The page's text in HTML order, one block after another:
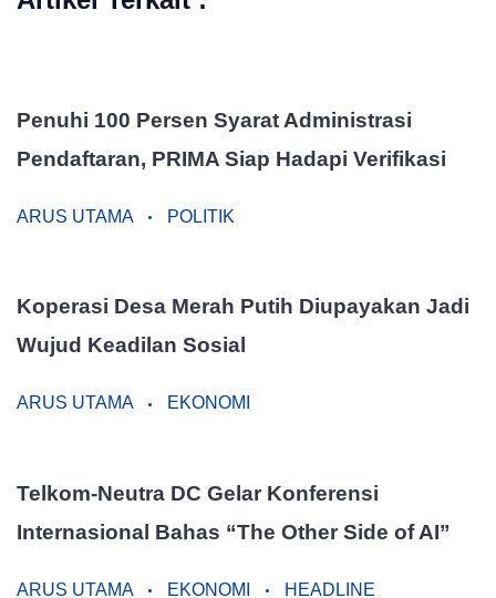
Penuhi 100 Persen Syarat Administrasi
Pendaftaran, PRIMA Siap Hadapi Verifikasi
ARUS UTAMA POLITIK
Koperasi Desa Merah Putih Diupayakan Jadi
Wujud Keadilan Sosial
ARUS UTAMA EKONOMI
Telkom-Neutra DC Gelar Konferensi
Internasional Bahas “The Other Side of AI”
ARUS UTAMA EKONOMI HEADLINE